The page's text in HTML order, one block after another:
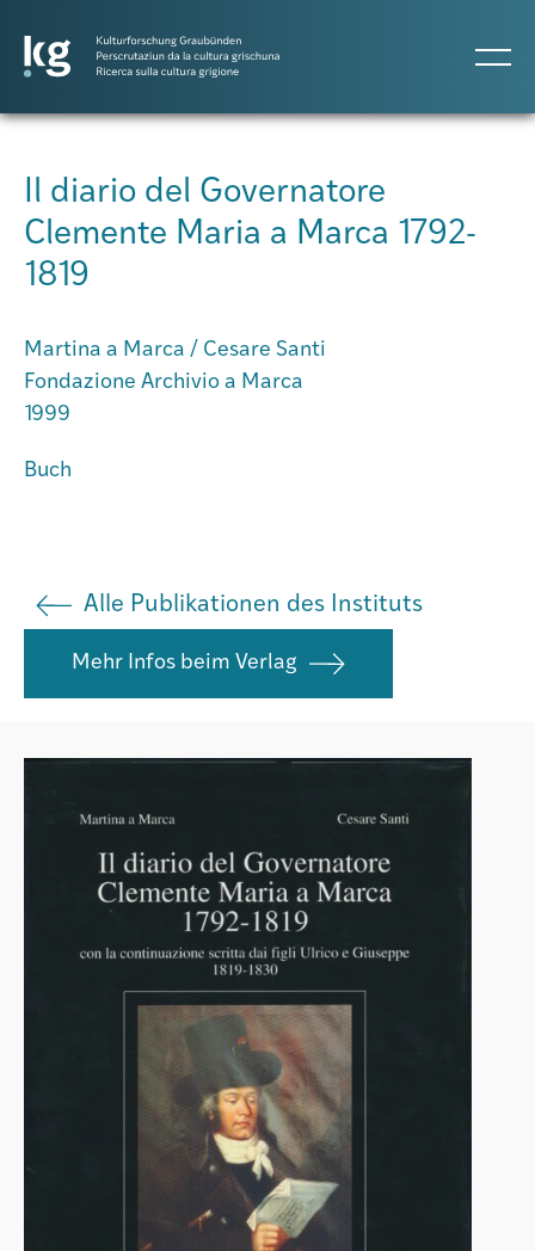
Progetti
Persone
Società
Il diario del Governatore
Clemente Maria a Marca 1792-
1819
Martina a Marca / Cesare Santi
Fondazione Archivio a Marca
1999
Buch
Alle Publikationen des Instituts
Mehr Infos beim Verlag